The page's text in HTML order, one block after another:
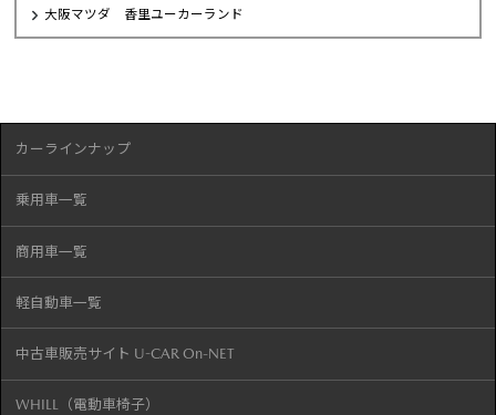
大阪マツダ 香里ユーカーランド
カーラインナップ
乗用車一覧
商用車一覧
軽自動車一覧
中古車販売サイト U-CAR On-NET
WHILL（電動車椅子）